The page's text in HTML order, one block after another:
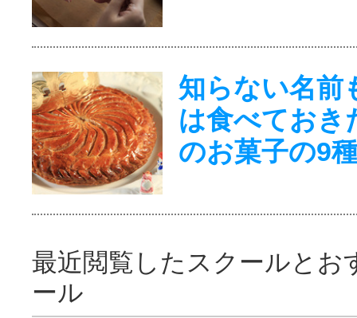
知らない名前
は食べておき
のお菓子の9
最近閲覧したスクールとお
ール